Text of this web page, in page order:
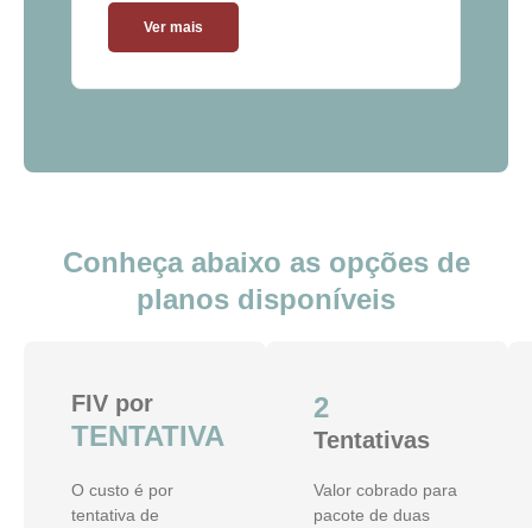
Ver mais
Conheça abaixo as opções de
planos disponíveis
FIV por
TENTATIVA
O custo é por
tentativa de
2
Tentativas
Valor cobrado para
pacote de duas